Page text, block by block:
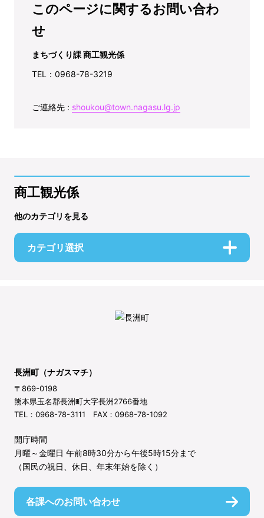
このページに関するお問い合わ
せ
まちづくり課 商工観光係
TEL：0968-78-3219
ご連絡先 : shoukou@town.nagasu.lg.jp
商工観光係
他のカテゴリを見る
カテゴリ選択
長洲町（ナガスマチ）
〒869-0198
熊本県玉名郡長洲町大字長洲2766番地
TEL：0968-78-3111 FAX：0968-78-1092
開庁時間
月曜～金曜日 午前8時30分から午後5時15分まで
（国民の祝日、休日、年末年始を除く）
各課へのお問い合わせ